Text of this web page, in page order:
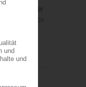
formstabiler